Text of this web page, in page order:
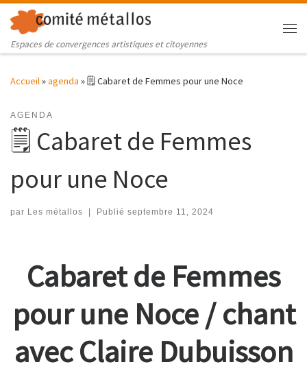
Skip to content
Espaces de convergences artistiques et citoyennes
Accueil»agenda »🗒 Cabaret de Femmes pour une Noce
AGENDA
🗒 Cabaret de Femmes
pour une Noce
par Les métallos | Publié septembre 11, 2024
Cabaret de Femmes
pour une Noce / chant
avec Claire Dubuisson